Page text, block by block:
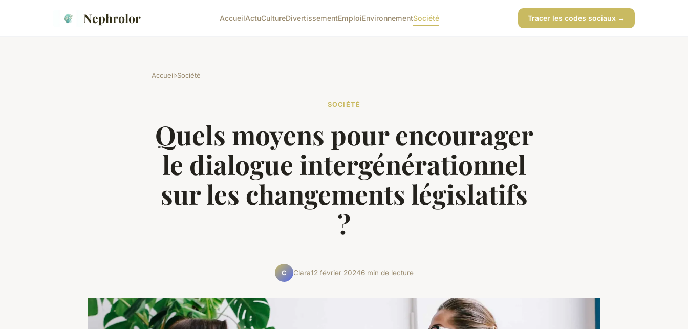
Nephrolor AccueilActuCultureDivertissementEmploiEnvironnementSociété Tracer les codes sociaux →
Accueil›Société
SOCIÉTÉ
Quels moyens pour encourager
le dialogue intergénérationnel
sur les changements législatifs
?
C Clara12 février 20246 min de lecture